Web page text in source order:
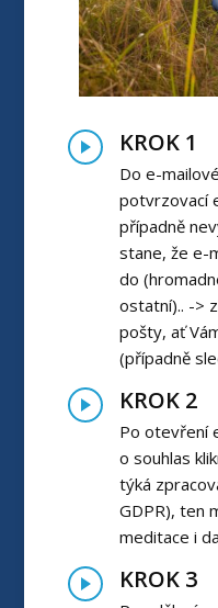
KROK 1
Do e-
potvrzovací
případně
stane, že e-
do
ostatní).. ->
pošty, ať
(případně
KROK 2
Po otevření
o souhlas
týká
GDPR), ten
meditace i
KROK 3